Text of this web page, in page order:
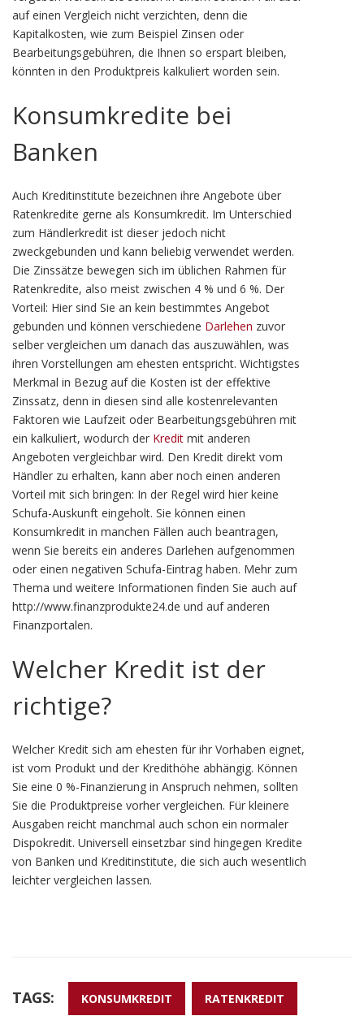
auf einen Vergleich nicht verzichten, denn die
Kapitalkosten, wie zum Beispiel Zinsen oder
Bearbeitungsgebühren, die Ihnen so erspart bleiben,
könnten in den Produktpreis kalkuliert worden sein.
Konsumkredite bei
Banken
Auch Kreditinstitute bezeichnen ihre Angebote über
Ratenkredite gerne als Konsumkredit. Im Unterschied
zum Händlerkredit ist dieser jedoch nicht
zweckgebunden und kann beliebig verwendet werden.
Die Zinssätze bewegen sich im üblichen Rahmen für
Ratenkredite, also meist zwischen 4 % und 6 %. Der
Vorteil: Hier sind Sie an kein bestimmtes Angebot
gebunden und können verschiedene Darlehen zuvor
selber vergleichen um danach das auszuwählen, was
ihren Vorstellungen am ehesten entspricht. Wichtigstes
Merkmal in Bezug auf die Kosten ist der effektive
Zinssatz, denn in diesen sind alle kostenrelevanten
Faktoren wie Laufzeit oder Bearbeitungsgebühren mit
ein kalkuliert, wodurch der Kredit mit anderen
Angeboten vergleichbar wird. Den Kredit direkt vom
Händler zu erhalten, kann aber noch einen anderen
Vorteil mit sich bringen: In der Regel wird hier keine
Schufa-Auskunft eingeholt. Sie können einen
Konsumkredit in manchen Fällen auch beantragen,
wenn Sie bereits ein anderes Darlehen aufgenommen
oder einen negativen Schufa-Eintrag haben. Mehr zum
Thema und weitere Informationen finden Sie auch auf
http://www.finanzprodukte24.de und auf anderen
Finanzportalen.
Welcher Kredit ist der
richtige?
Welcher Kredit sich am ehesten für ihr Vorhaben eignet,
ist vom Produkt und der Kredithöhe abhängig. Können
Sie eine 0 %-Finanzierung in Anspruch nehmen, sollten
Sie die Produktpreise vorher vergleichen. Für kleinere
Ausgaben reicht manchmal auch schon ein normaler
Dispokredit. Universell einsetzbar sind hingegen Kredite
von Banken und Kreditinstitute, die sich auch wesentlich
leichter vergleichen lassen.
TAGS: KONSUMKREDIT RATENKREDIT